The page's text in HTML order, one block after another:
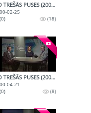
NO TREŠĀS PUSES (2000-02-25)
02-25
(0)
(18)
NO TREŠĀS PUSES (2000-04-21)
04-21
(0)
(8)